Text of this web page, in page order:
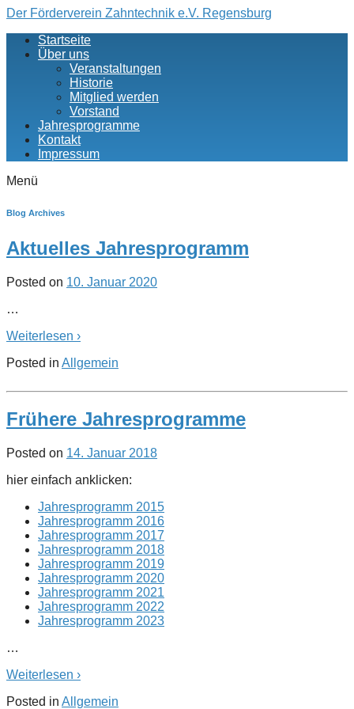
↓
Inhalt
Der Förderverein Zahntechnik e.V. Regensburg
Startseite
Über uns
Veranstaltungen
Historie
Mitglied werden
Vorstand
Jahresprogramme
Kontakt
Impressum
Menü
Blog Archives
Aktuelles Jahresprogramm
Posted on 10. Januar 2020
…
Weiterlesen ›
Posted in Allgemein
Frühere Jahresprogramme
Posted on 14. Januar 2018
hier einfach anklicken:
Jahresprogramm 2015
Jahresprogramm 2016
Jahresprogramm 2017
Jahresprogramm 2018
Jahresprogramm 2019
Jahresprogramm 2020
Jahresprogramm 2021
Jahresprogramm 2022
Jahresprogramm 2023
…
Weiterlesen ›
Posted in Allgemein